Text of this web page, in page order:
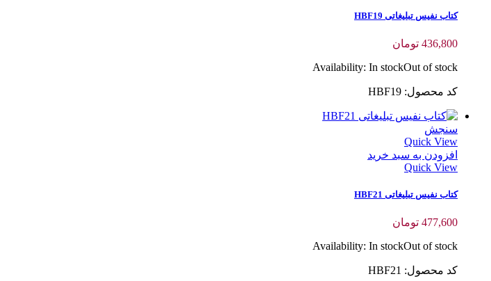
کتاب نفیس تبلیغاتی HBF19
436,800 تومان
Availability: In stockOut of stock
کد محصول: HBF19
سنجش
Quick View
افزودن به سبد خرید
Quick View
کتاب نفیس تبلیغاتی HBF21
477,600 تومان
Availability: In stockOut of stock
کد محصول: HBF21